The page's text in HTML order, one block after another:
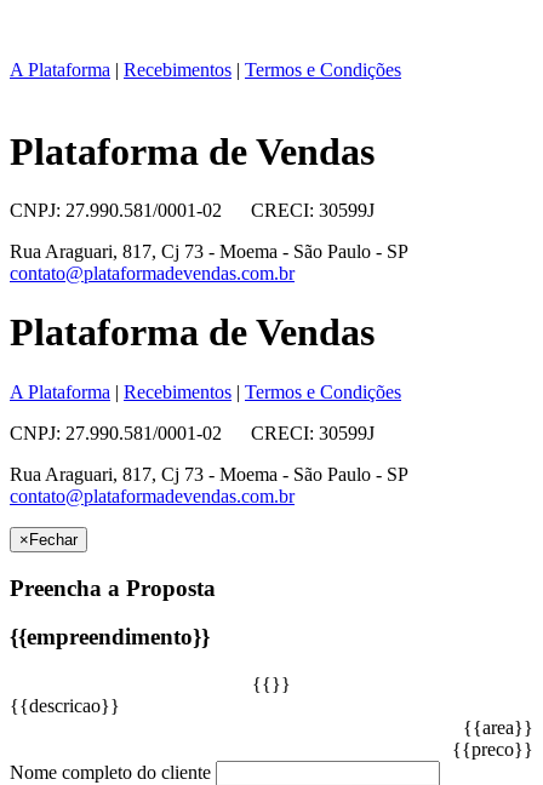
A Plataforma | Recebimentos | Termos e Condições
Plataforma de Vendas
CNPJ: 27.990.581/0001-02 CRECI: 30599J
Rua Araguari, 817, Cj 73 - Moema - São Paulo - SP
contato@plataformadevendas.com.br
Plataforma de Vendas
A Plataforma | Recebimentos | Termos e Condições
CNPJ: 27.990.581/0001-02 CRECI: 30599J
Rua Araguari, 817, Cj 73 - Moema - São Paulo - SP
contato@plataformadevendas.com.br
× Fechar
Preencha a Proposta
{{empreendimento}}
{{}}
{{descricao}}
{{area}}
{{preco}}
Nome completo do cliente